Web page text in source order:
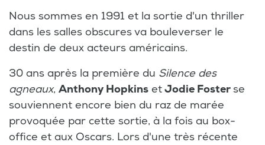
Nous sommes en 1991 et la sortie d'un thriller
dans les salles obscures va bouleverser le
destin de deux acteurs américains.
30 ans après la première du Silence des
agneaux, Anthony Hopkins etJodie Fosterse
souviennent encore bien du raz de marée
provoquée par cette sortie, à la fois au box-
office et aux Oscars. Lors d'une très récente